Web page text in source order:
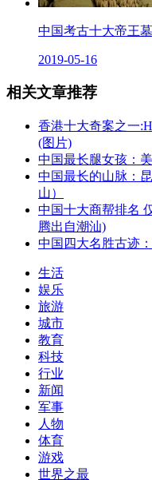
中国考古十大帝王
2019-05-16
相关文章推荐
香港十大奇案之一
(图片)
中国最长腿女孩：
中国最长的山脉：
山）
中国十大商帮排名
腾出自潮汕)
中国四大名胜古迹
生活
娱乐
旅游
城市
教育
科技
行业
新闻
军事
人物
体育
游戏
世界之最